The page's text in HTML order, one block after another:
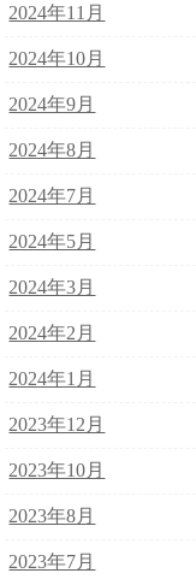
2024年11月
2024年10月
2024年9月
2024年8月
2024年7月
2024年5月
2024年3月
2024年2月
2024年1月
2023年12月
2023年10月
2023年8月
2023年7月